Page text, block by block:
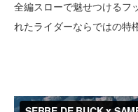
全編スローで魅せつけるフ
れたライダーならではの特